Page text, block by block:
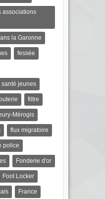
associations
la Garonne
fessée
santé jeunes
filtre
Mérogis
flux migratoire
police
Fonderie d'or
Foot Locker
France